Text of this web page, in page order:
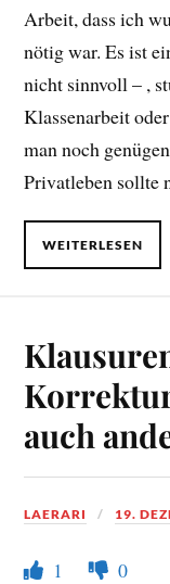
Arbeit, dass ich
nötig war. Es ist
nicht sinnvoll – ,
Klassenarbeit
man noch
Privatleben sollte
WEITERLESEN
auch
LAERARI 19.
1 0